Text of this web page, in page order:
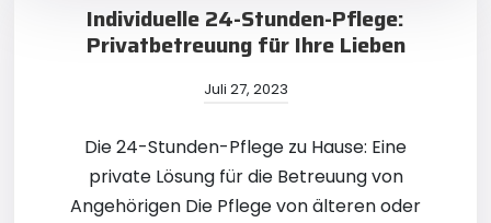
Individuelle 24-Stunden-Pflege:
Privatbetreuung für Ihre Lieben
Juli 27, 2023
Die 24-Stunden-Pflege zu Hause: Eine
private Lösung für die Betreuung von
Angehörigen Die Pflege von älteren oder